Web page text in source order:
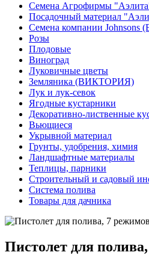
Семена Агрофирмы
Посадочный материал
Семена компании Johnsons
Розы
Плодовые
Виноград
Луковичные цветы
Земляника (ВИКТОРИЯ)
Лук и лук-севок
Ягодные кустарники
Декоративно-лиственные
Вьющиеся
Укрывной материал
Грунты, удобрения, химия
Ландшафтные материалы
Теплицы, парники
Строительный и садовый
Система полива
Товары для дачника
Пистолет для